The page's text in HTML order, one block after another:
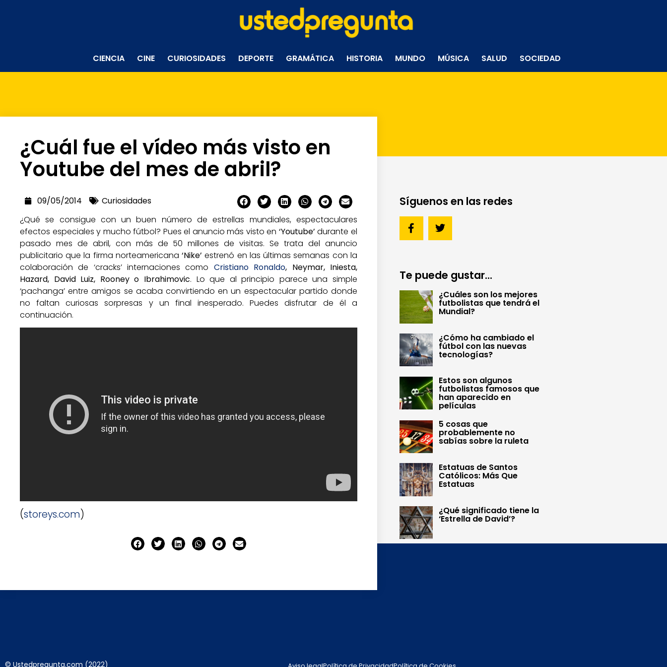
CIENCIA CINE CURIOSIDADES DEPORTE GRAMÁTICA HISTORIA MUNDO MÚSICA SALUD SOCIEDAD
¿Cuál fue el vídeo más visto en
Youtube del mes de abril?
09/05/2014
Curiosidades
¿Qué se consigue con un buen número de estrellas mundiales, espectaculares
efectos especiales y mucho fútbol? Pues el anuncio más visto en ‘Youtube’ durante el
pasado mes de abril, con más de 50 millones de visitas. Se trata del anuncio
publicitario que la firma norteamericana ‘Nike’ estrenó en las últimas semanas con la
colaboración de ‘cracks’ internaciones como Cristiano Ronaldo, Neymar, Iniesta,
Hazard, David Luiz, Rooney o Ibrahimovic. Lo que al principio parece una simple
‘pachanga’ entre amigos se acaba convirtiendo en un espectacular partido donde
no faltan curiosas sorpresas y un final inesperado. Puedes disfrutar de él a
continuación.
(storeys.com)
Síguenos en las redes
Te puede gustar...
¿Cuáles son los mejores
futbolistas que tendrá el
Mundial?
¿Cómo ha cambiado el
fútbol con las nuevas
tecnologías?
Estos son algunos
futbolistas famosos que
han aparecido en
películas
5 cosas que
probablemente no
sabías sobre la ruleta
Estatuas de Santos
Católicos: Más Que
Estatuas
¿Qué significado tiene la
‘Estrella de David’?
© Ustedpregunta.com (2022)